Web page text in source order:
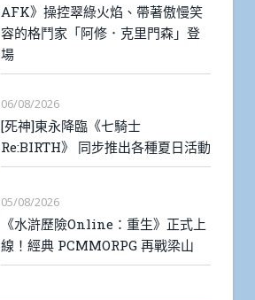
AFK》操控翠綠火焰、帶著傲慢笑
容的格鬥家「阿修．克里門森」登
場
06/08/2026
[死神]東永降臨《七騎士
Re:BIRTH》 同步推出各種夏日活動
05/08/2026
《水滸歷險Online：重生》正式上
線！經典 PCMMORPG 再戰梁山